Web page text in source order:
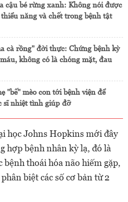
cậu bé rừng xanh: Không nói được
năng và chết trong bệnh tật
cà rồng" đời thực: Chứng bệnh kỳ
không có là chóng mặt, đau
"bế" mèo con tới bệnh viện để
sĩ nhiệt tình giúp đỡ
học Johns Hopkins mới đây
hợp bệnh nhân kỳ lạ, đó là
thoái hóa não hiếm gặp,
biệt các số cơ bản từ 2